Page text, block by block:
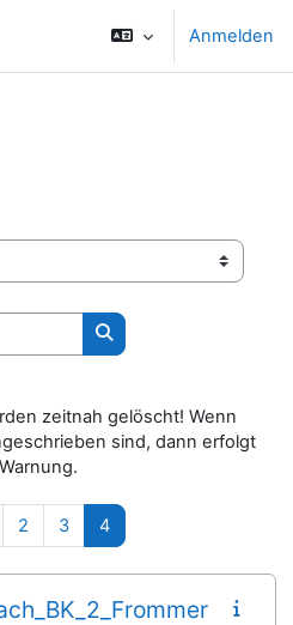
Anmelden
Kurse suchen
zeitnah gelöscht! Wenn
sind, dann erfolgt
Seite
1
2 Seite 2
3Seite 3
4Seite 4